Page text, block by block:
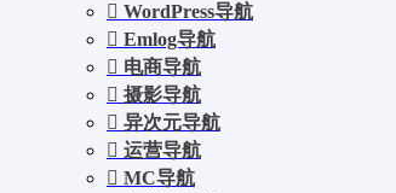
WordPress导航
Emlog导航
电商导航
摄影导航
异次元导航
运营导航
MC导航